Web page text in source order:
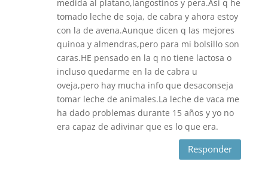
medida al platano,langostinos y pera.Asi q he
tomado leche de soja, de cabra y ahora estoy
con la de avena.Aunque dicen q las mejores
quinoa y almendras,pero para mi bolsillo son
caras.HE pensado en la q no tiene lactosa o
incluso quedarme en la de cabra u
oveja,pero hay mucha info que desaconseja
tomar leche de animales.La leche de vaca me
ha dado problemas durante 15 años y yo no
era capaz de adivinar que es lo que era.
Responder